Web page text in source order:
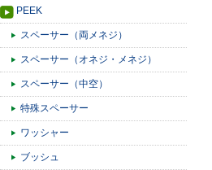
PEEK
スペーサー（両メネジ）
スペーサー（オネジ・メネジ）
スペーサー（中空）
特殊スペーサー
ワッシャー
ブッシュ